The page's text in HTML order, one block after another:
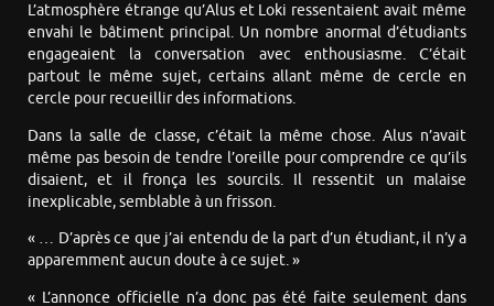
L’atmosphère étrange qu’Alus et Loki ressentaient avait même
envahi le bâtiment principal. Un nombre anormal d’étudiants
engageaient la conversation avec enthousiasme. C’était
partout le même sujet, certains allant même de cercle en
cercle pour recueillir des informations.
Dans la salle de classe, c’était la même chose. Alus n’avait
même pas besoin de tendre l’oreille pour comprendre ce qu’ils
disaient, et il fronça les sourcils. Il ressentit un malaise
inexplicable, semblable à un frisson.
« … D’après ce que j’ai entendu de la part d’un étudiant, il n’y a
apparemment aucun doute à ce sujet. »
« L’annonce officielle n’a donc pas été faite seulement dans